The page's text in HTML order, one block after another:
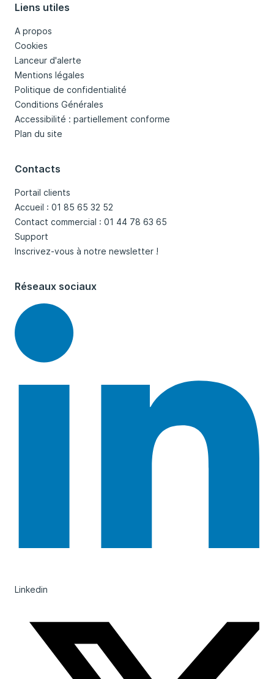
Liens utiles
A propos
Cookies
Lanceur d'alerte
Mentions légales
Politique de confidentialité
Conditions Générales
Accessibilité : partiellement conforme
Plan du site
Contacts
Portail clients
Accueil : 01 85 65 32 52
Contact commercial : 01 44 78 63 65
Support
Inscrivez-vous à notre newsletter !
Réseaux sociaux
Linkedin